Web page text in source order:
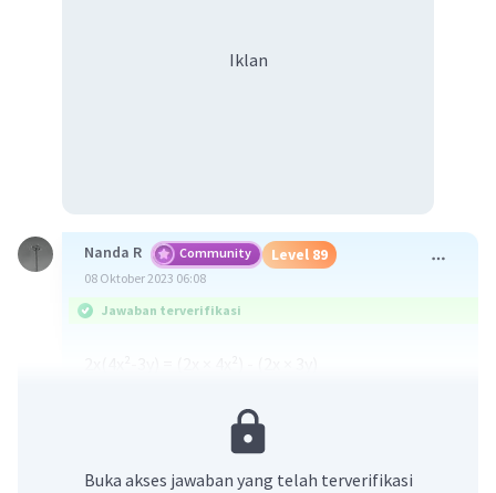
Iklan
Nanda R Community Level 89
08 Oktober 2023 06:08
Jawaban terverifikasi
Buka akses jawaban yang telah terverifikasi